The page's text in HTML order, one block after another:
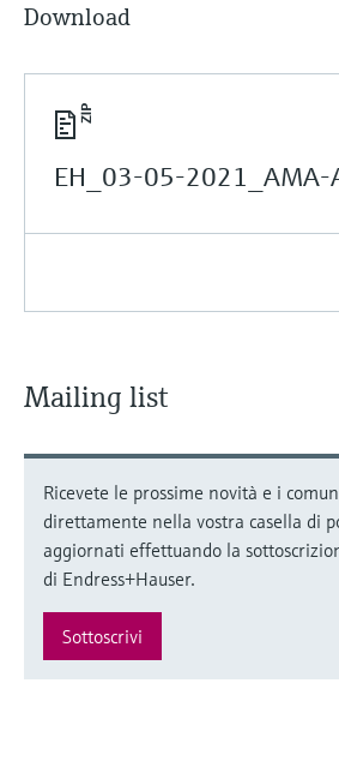
Download
EH_03-05-2021_AMA-
Mailing list
Ricevete le prossime novità e i
direttamente nella vostra casella di
aggiornati effettuando la
di Endress+Hauser.
Sottoscrivi